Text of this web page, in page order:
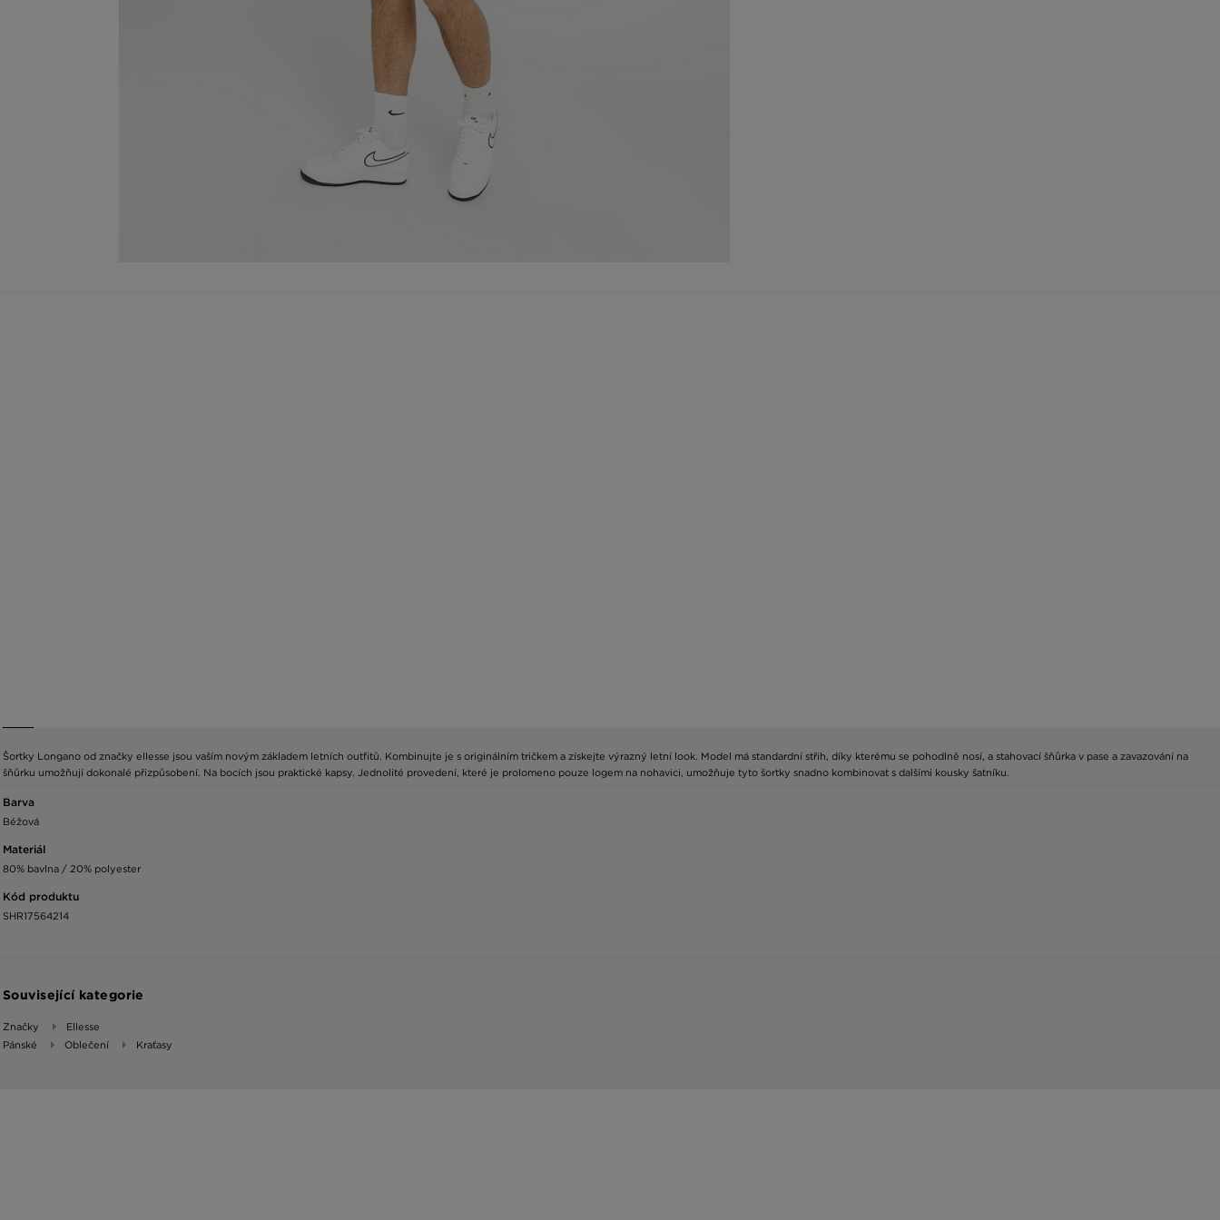
Šortky Longano od značky ellesse jsou vaším novým základem letních outfitů. Kombinujte je s originálním tričkem a získejte výrazný letní look. Model má standardní střih, díky kterému se pohodlně nosí, a stahovací šňůrka v pase a zavazování na
šňůrku umožňují dokonalé přizpůsobení. Na bocích jsou praktické kapsy. Jednolité provedení, které je prolomeno pouze logem na nohavici, umožňuje tyto šortky snadno kombinovat s dalšími kousky šatníku.
Barva
Béžová
Materiál
80% bavlna / 20% polyester
Kód produktu
SHR17564214
Související kategorie
Značky
Ellesse
Pánské
Oblečení Kraťasy